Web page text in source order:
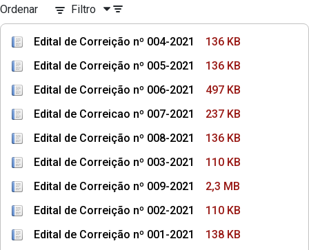
Ordenar Filtro
Edital de Correição nº 004-2021
136 KB
Edital de Correição nº 005-2021
136 KB
Edital de Correição nº 006-2021
497 KB
Edital de Correicao nº 007-2021
237 KB
Edital de Correição nº 008-2021
136 KB
Edital de Correição nº 003-2021
110 KB
Edital de Correição nº 009-2021
2,3 MB
Edital de Correição nº 002-2021
110 KB
Edital de Correição nº 001-2021
138 KB